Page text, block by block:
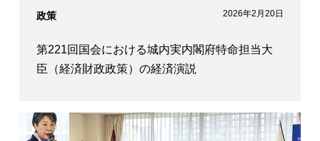
政策 2026年2月20日
第221回国会における城内実内閣府特命担当大
臣（経済財政政策）の経済演説